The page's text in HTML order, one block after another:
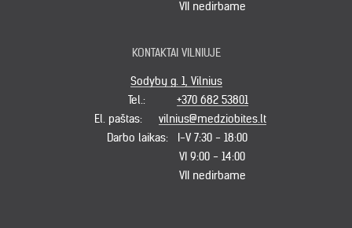
VII nedirbame
KONTAKTAI VILNIUJE
Sodybų g. 1, Vilnius
Tel.:
+370 682 53801
El. paštas:
vilnius@medziobites.lt
Darbo laikas:
I-V 7:30 - 18:00
VI 9:00 - 14:00
VII nedirbame